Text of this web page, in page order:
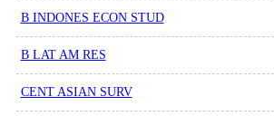
B INDONES ECON STUD
B LAT AM RES
CENT ASIAN SURV